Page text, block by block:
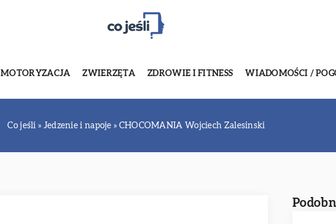
MOTORYZACJA ZWIERZĘTA ZDROWIE I FITNESS WIADOMOŚCI /
Co jeśli » Jedzenie i napoje » CHOCOMANIA Wojciech Zalesinski